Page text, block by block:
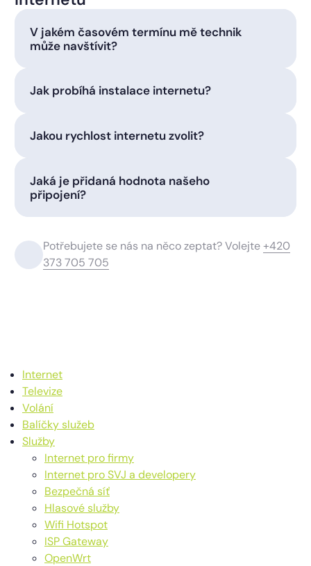
V jakém časovém termínu mě technik
může navštívit?
Jak probíhá instalace internetu?
Jakou rychlost internetu zvolit?
Jaká je přidaná hodnota našeho
připojení?
Potřebujete se nás na něco zeptat? Volejte+420
373 705 705
Internet
Televize
Volání
Balíčky služeb
Služby
Internet pro firmy
Internet pro SVJ a developery
Bezpečná síť
Hlasové služby
Wifi Hotspot
ISP Gateway
OpenWrt